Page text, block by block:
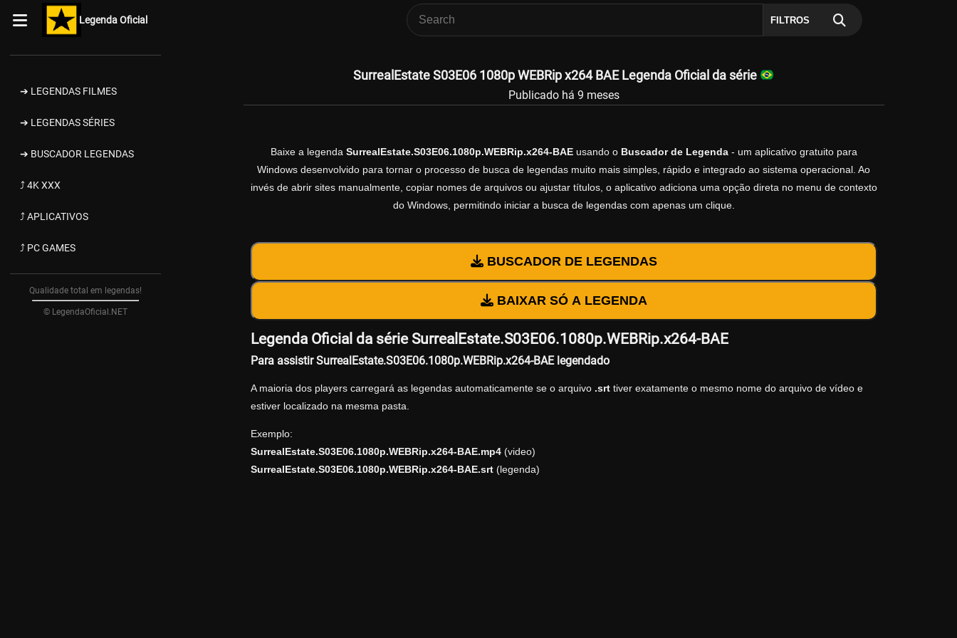
Legenda Oficial FILTROS
➔ LEGENDAS FILMES
➔ LEGENDAS SÉRIES
➔ BUSCADOR LEGENDAS
⤴ 4K XXX
⤴ APLICATIVOS
⤴ PC GAMES
Qualidade total em legendas!
© LegendaOficial.NET
SurrealEstate S03E06 1080p WEBRip x264 BAE Legenda Oficial da série
Publicado há 9 meses
Baixe a legenda SurrealEstate.S03E06.1080p.WEBRip.x264-BAEusando o Buscador de Legenda- um aplicativo gratuito para
Windows desenvolvido para tornar o processo de busca de legendas muito mais simples, rápido e integrado ao sistema operacional. Ao
invés de abrir sites manualmente, copiar nomes de arquivos ou ajustar títulos, o aplicativo adiciona uma opção direta no menu de contexto
do Windows, permitindo iniciar a busca de legendas com apenas um clique.
BUSCADOR DE LEGENDAS
BAIXAR SÓ A LEGENDA
Legenda Oficial da série SurrealEstate.S03E06.1080p.WEBRip.x264-BAE
Para assistir SurrealEstate.S03E06.1080p.WEBRip.x264-BAE legendado
A maioria dos players carregará as legendas automaticamente se o arquivo .srttiver exatamente o mesmo nome do arquivo de vídeo e
estiver localizado na mesma pasta.
Exemplo:
SurrealEstate.S03E06.1080p.WEBRip.x264-BAE.mp4(video)
SurrealEstate.S03E06.1080p.WEBRip.x264-BAE.srt(legenda)